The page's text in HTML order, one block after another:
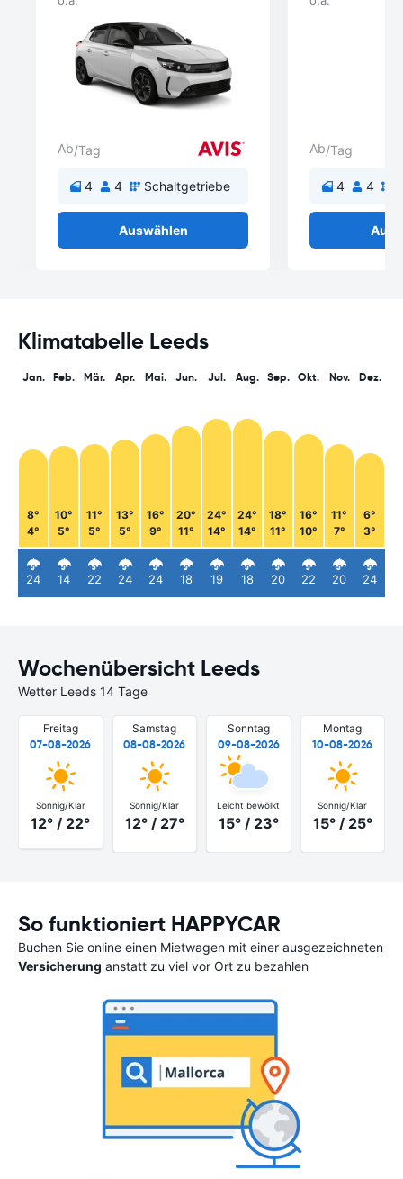
Ab/Tag
4 4 Schaltgetriebe
Auswählen
Ab/Tag
4 4
Klimatabelle Leeds
Jan.
8°
4°
24
Feb.
10°
5°
14
Mär.
11°
5°
22
Apr.
13°
5°
24
Mai.
16°
9°
24
Jun.
20°
11°
18
Jul.
24°
14°
19
Aug.
24°
14°
18
Sep.
18°
11°
20
Okt.
16°
10°
22
Nov.
11°
7°
20
Dez.
6°
3°
24
Wochenübersicht Leeds
Wetter Leeds 14 Tage
Freitag
07-08-2026
Sonnig/Klar
12° / 22°
Samstag
08-08-2026
Sonnig/Klar
12° / 27°
Sonntag
09-08-2026
Leicht bewölkt
15° / 23°
Montag
10-08-2026
Sonnig/Klar
15° / 25°
So funktioniert HAPPYCAR
Buchen Sie online einen Mietwagen mit einer ausgezeichneten
Versicherung anstatt zu viel vor Ort zu bezahlen